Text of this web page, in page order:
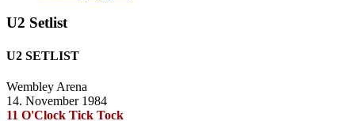
U2 Setlist
U2 SETLIST
Wembley Arena
14. November 1984
11 O'Clock Tick Tock